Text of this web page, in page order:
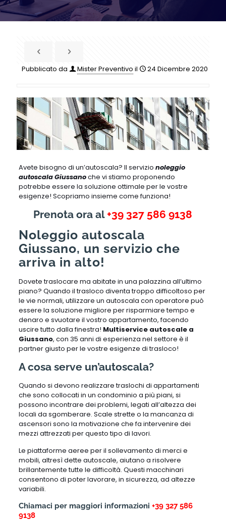
Pubblicato da Mister Preventivo il 24 Dicembre 2020
Avete bisogno di un’autoscala? Il servizio noleggio
autoscala Giussanoche vi stiamo proponendo
potrebbe essere la soluzione ottimale per le vostre
esigenze! Scopriamo insieme come funziona!
Prenota ora al +39 327 586 9138
Noleggio autoscala
Giussano, un servizio che
arriva in alto!
Dovete traslocare ma abitate in una palazzina all’ultimo
piano? Quando il trasloco diventa troppo difficoltoso per
le vie normali, utilizzare un autoscala con operatore può
essere la soluzione migliore per risparmiare tempo e
denaro e svuotare il vostro appartamento, facendo
uscire tutto dalla finestra! Multiservice autoscale a
Giussano, con 35 anni di esperienza nel settore è il
partner giusto per le vostre esigenze di trasloco!
A cosa serve un’autoscala?
Quando si devono realizzare traslochi di appartamenti
che sono collocati in un condominio a più piani, si
possono incontrare dei problemi, legati all’altezza dei
locali da sgomberare. Scale strette o la mancanza di
ascensori sono la motivazione che fa intervenire dei
mezzi attrezzati per questo tipo di lavori.
Le piattaforme aeree per il sollevamento di merci e
mobili, altresì dette autoscale, aiutano a risolvere
brillantemente tutte le difficoltà. Questi macchinari
consentono di poter lavorare, in sicurezza, ad altezze
variabili.
Chiamaci per maggiori informazioni +39 327 586
9138